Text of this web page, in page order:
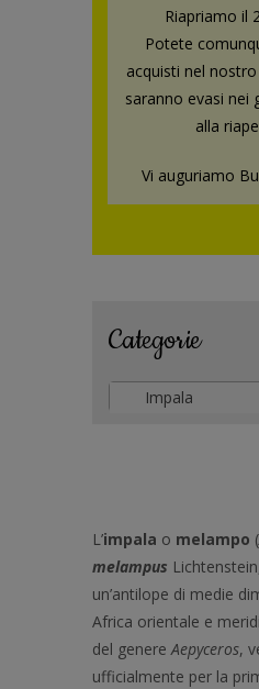
Riapriamo il
Potete
acquisti nel
saranno evasi nei
alla
Vi auguriamo
Categorie
Impala
L’impala o melampo (
melampus Lichtenstein
un’antilope di medie
Africa orientale e
del genere Aepyceros,
ufficialmente per la